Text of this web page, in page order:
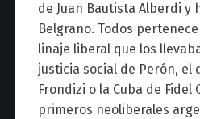
de Juan Bautista Alberdi y
Belgrano. Todos
linaje liberal que los
justicia social de Perón, el
Frondizi o la Cuba de Fidel
primeros neoliberales